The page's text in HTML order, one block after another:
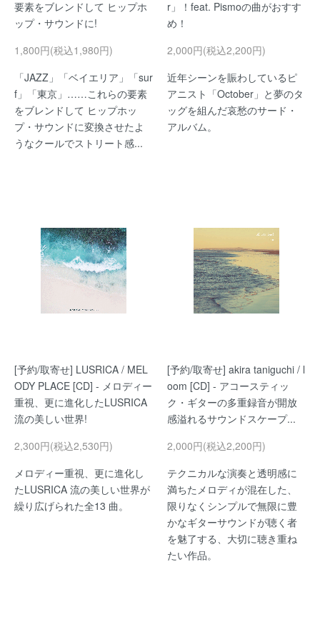
要素をブレンドして ヒップホ
ップ・サウンドに!
1,800円(税込1,980円)
「JAZZ」「ベイエリア」「sur
f」「東京」……これらの要素
をブレンドして ヒップホッ
プ・サウンドに変換させたよ
うなクールでストリート感...
r」！feat. Pismoの曲がおすす
め！
2,000円(税込2,200円)
近年シーンを賑わしているピ
アニスト「October」と夢のタ
ッグを組んだ哀愁のサード・
アルバム。
[予約/取寄せ] LUSRICA / MEL
ODY PLACE [CD] - メロディー
重視、更に進化したLUSRICA
流の美しい世界!
2,300円(税込2,530円)
メロディー重視、更に進化し
たLUSRICA 流の美しい世界が
繰り広げられた全13 曲。
[予約/取寄せ] akira taniguchi / l
oom [CD] - アコースティッ
ク・ギターの多重録音が開放
感溢れるサウンドスケープ...
2,000円(税込2,200円)
テクニカルな演奏と透明感に
満ちたメロディが混在した、
限りなくシンプルで無限に豊
かなギターサウンドが聴く者
を魅了する、大切に聴き重ね
たい作品。